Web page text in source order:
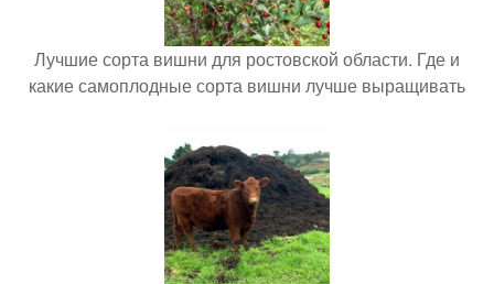
Лучшие сорта вишни для ростовской области. Где и
какие самоплодные сорта вишни лучше выращивать